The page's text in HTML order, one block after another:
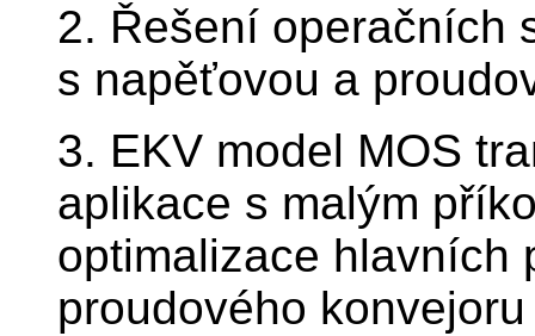
2. Řešení operačních
s napěťovou a
3. EKV model MOS
aplikace s malým
optimalizace hlavních
proudového